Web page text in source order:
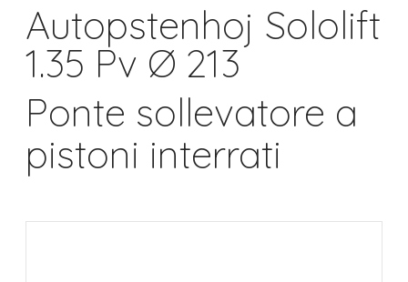
Autopstenhoj Sololift
1.35 Pv Ø 213
Ponte sollevatore a
pistoni interrati